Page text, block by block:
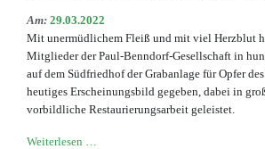
Am: 29.03.2022
Mit unermüdlichem Fleiß und mit viel Herzblut
Mitglieder der Paul-Benndorf-Gesellschaft in
auf dem Südfriedhof der Grabanlage für Opfer
heutiges Erscheinungsbild gegeben, dabei in
vorbildliche Restaurierungsarbeit geleistet.
Weiterlesen …